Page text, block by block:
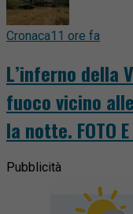
Cronaca11 ore fa
L’inferno della
fuoco vicino
la notte. FOTO E
Pubblicità